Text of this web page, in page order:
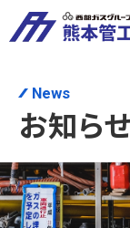
お知ら
News